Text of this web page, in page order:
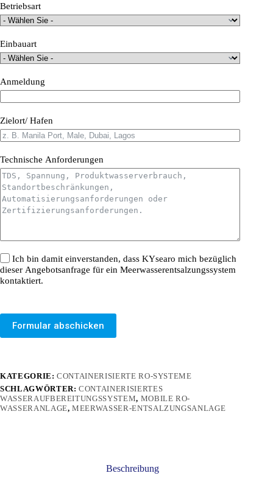
Betriebsart
Einbauart
Anmeldung
Zielort/ Hafen
Technische Anforderungen
Ich bin damit einverstanden, dass KYsearo mich bezüglich
dieser Angebotsanfrage für ein Meerwasserentsalzungssystem
kontaktiert.
Formular abschicken
KATEGORIE:CONTAINERISIERTE RO-SYSTEME
SCHLAGWÖRTER:CONTAINERISIERTES
WASSERAUFBEREITUNGSSYSTEM, MOBILE RO-
WASSERANLAGE,MEERWASSER-ENTSALZUNGSANLAGE
Beschreibung